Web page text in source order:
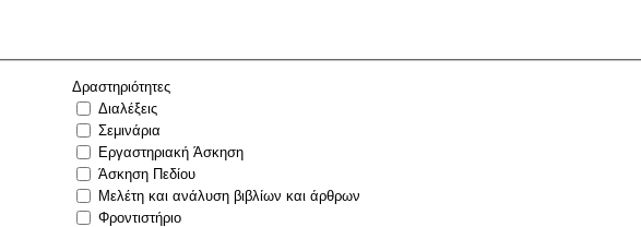
Δραστηριότητες
Διαλέξεις
Σεμινάρια
Εργαστηριακή Άσκηση
Άσκηση Πεδίου
Μελέτη και ανάλυση βιβλίων και άρθρων
Φροντιστήριο